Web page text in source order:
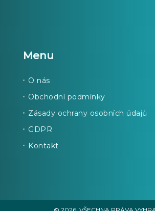
Menu
O nás
Obchodní podmínky
Zásady ochrany osobních údajů
GDPR
Kontakt